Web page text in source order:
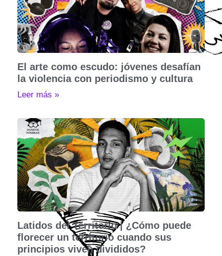
El arte como escudo: jóvenes desafían
la violencia con periodismo y cultura
Leer más »
Latidos del Territorio | ¿Cómo puede
florecer un territorio cuando sus
principios viven divididos?